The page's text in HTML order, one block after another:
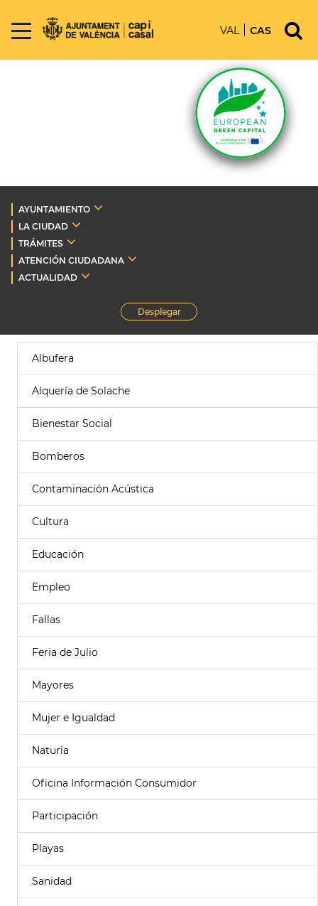
VAL CAS
AYUNTAMIENTO
LA CIUDAD
TRÁMITES
ATENCIÓN CIUDADANA
ACTUALIDAD
Desplegar
Albufera
Alquería de Solache
Bienestar Social
Bomberos
Contaminación Acústica
Cultura
Educación
Empleo
Fallas
Feria de Julio
Mayores
Mujer e Igualdad
Naturia
Oficina Información Consumidor
Participación
Playas
Sanidad